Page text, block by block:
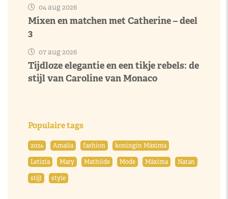
04 aug 2026
Mixen en matchen met Catherine – deel
3
07 aug 2026
Tijdloze elegantie en een tikje rebels: de
stijl van Caroline van Monaco
Populaire tags
2024 Amalia fashion
koningin Máxima
Letizia
Mary Mathilde Mode Máxima
Natan
stijl
style